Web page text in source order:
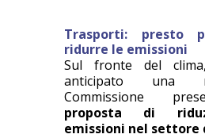
Trasporti: presto
ridurre le emissioni
Sul fronte del
anticipato una
Commissione
proposta di
emissioni nel